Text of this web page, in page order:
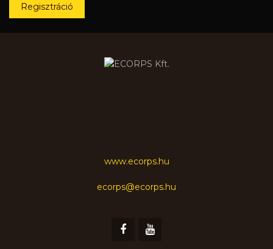
Regisztráció
www.ecorps.hu
ecorps@ecorps.hu